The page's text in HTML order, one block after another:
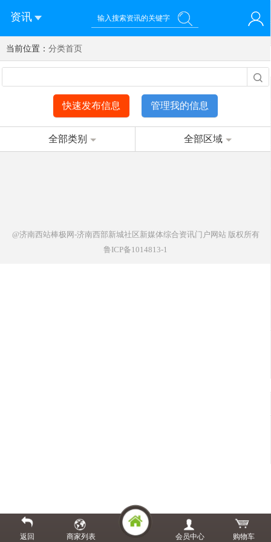
资讯
您好！欢迎来到济南西站棒极网-济南西部新城社区新媒体综
合资讯门户网站
登录 注册 微信快速登录
当前位置： 分类首页
快速发布信息 管理我的信息
全部类别 全部区域
@济南西站棒极网-济南西部新城社区新媒体综合资讯门户网站版权所有
鲁ICP备1014813-1
返回 商家列表 会员中心 购物车